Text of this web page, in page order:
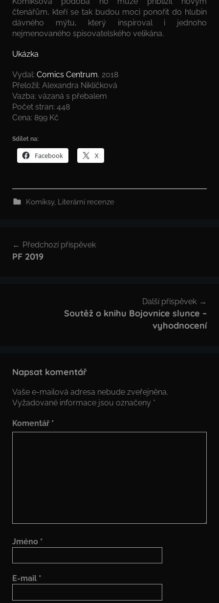
čtenářům, kteří se tak budou moci ponořit do hlubin
dávného mýtu, který inspiroval i jednoho
nejmenovaného spisovatelského velikána.
Ukázka
Vydal: Comics Centrum, 2018
Přeložil: Alexandra Niklíčková
Vazba: vázaná s přebalem
Počet stran: 448
Cena: 899 Kč
Sdílet na:
Facebook X
Komiksy, Literární recenze
pro
Předchozí příspěvek
PF 2019
Další příspěvek
Soutěž o knihu Bojovnice slunce –
vyhodnocení
Napsat komentář
Vaše e-mailová adresa nebude zveřejněna.
Vyžadované informace jsou označeny *
Komentář *
Jméno *
E-mail *